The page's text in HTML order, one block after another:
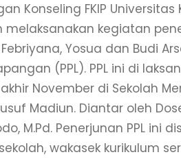
Konseling FKIP Universitas
melaksanakan kegiatan
Yosua dan Budi
(PPL). PPL ini di
November di Sekolah
Madiun. Diantar oleh
M.Pd. Penerjunan PPL ini
wakasek kurikulum